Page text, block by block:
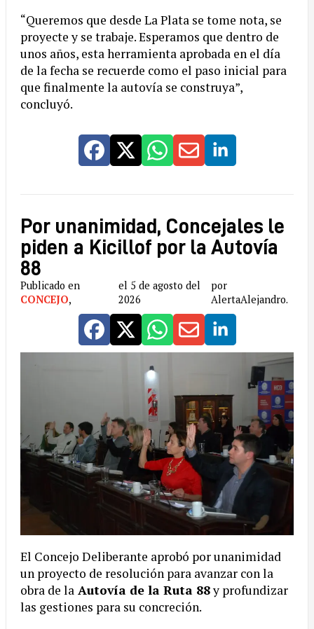
“Queremos que desde La Plata se tome nota, se
proyecte y se trabaje. Esperamos que dentro de
unos años, esta herramienta aprobada en el día
de la fecha se recuerde como el paso inicial para
que finalmente la autovía se construya”,
concluyó.
Por unanimidad, Concejales le
piden a Kicillof por la Autovía
88
Publicado en
CONCEJO,
el 5 de agosto del
2026
por
AlertaAlejandro.
El Concejo Deliberante aprobó por unanimidad
un proyecto de resolución para avanzar con la
obra de la Autovía de la Ruta 88y profundizar
las gestiones para su concreción.